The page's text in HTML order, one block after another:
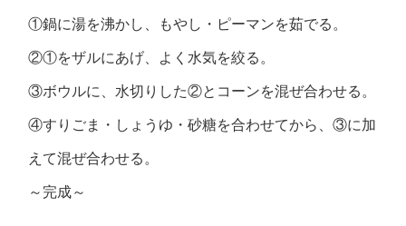
①鍋に湯を沸かし、もやし・ピーマンを茹でる。
②①をザルにあげ、よく水気を絞る。
③ボウルに、水切りした②とコーンを混ぜ合わせる。
④すりごま・しょうゆ・砂糖を合わせてから、③に加
えて混ぜ合わせる。
～完成～